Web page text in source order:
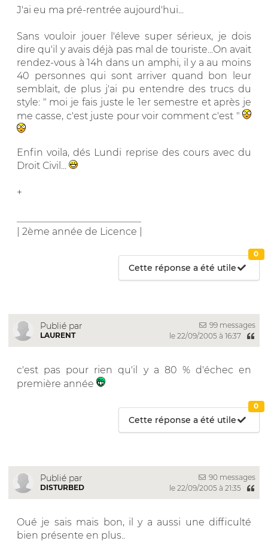
J'ai eu ma pré-rentrée aujourd'hui...
Sans vouloir jouer l'éleve super sérieux, je dois
dire qu'il y avais déjà pas mal de touriste...On avait
rendez-vous à 14h dans un amphi, il y a au moins
40 personnes qui sont arriver quand bon leur
semblait, de plus j'ai pu entendre des trucs du
style: " moi je fais juste le 1er semestre et après je
me casse, c'est juste pour voir comment c'est "
Enfin voila, dés Lundi reprise des cours avec du
Droit Civil...
+
| 2ème année de Licence |
Cette réponse a été utile
0
Publié par
LAURENT
99 messages
le 22/09/2005 à 16:37
c'est pas pour rien qu'il y a 80 % d'échec en
première année
Cette réponse a été utile
0
Publié par
DISTURBED
90 messages
le 22/09/2005 à 21:35
Oué je sais mais bon, il y a aussi une difficulté
bien présente en plus..